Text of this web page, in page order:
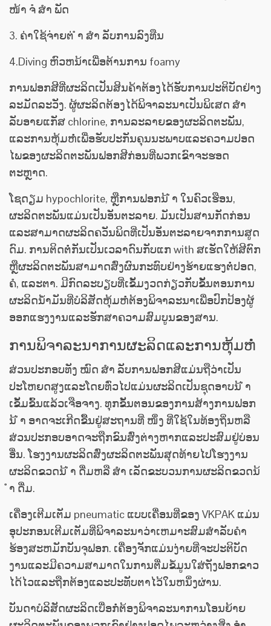
ໜ້າ ຈໍ ສຳ ພັດ
3. ຄ່າໃຊ້ຈ່າຍຕ່ ຳ ສຳ ລັບການລົງທືນ
4.Diving ຫົວຫນ້າເພື່ອຕ້ານການ foamy
ການຟອກສີທີ່ຜະລິດເປັນສິນຄ້າຕ້ອງໄດ້ຮັບການປະຕິບັດຢ່າງ
ລະມັດລະວັງ. ຜູ້ຜະລິດຕ້ອງໄດ້ພິຈາລະນາເປັນພິເສດ ສຳ
ລັບອາຍແກັສ chlorine, ການລະລາຍຂອງຜະລິດຕະພັນ,
ແລະການຫຸ້ມຫໍ່ເພື່ອຮັບປະກັນຄຸນນະພາບແລະຄວາມປອດ
ໄພຂອງຜະລິດຕະພັນຟອກສີກ່ອນທີ່ພວກເຂົາຈະຮອດ
ຕະຫຼາດ.
ໂຊດຽມ hypochlorite, ຫຼືການຟອກນ້ ຳ ໃນຄົວເຮືອນ,
ຜະລິດຕະພັນແມ່ນເປັນອັນຕະລາຍ. ມັນເປັນສານກັດກ່ອນ
ແລະສາມາດຜະລິດຄວັນພິດທີ່ເປັນອັນຕະລາຍຈາກການສູດ
ດົມ. ການຕິດຕໍ່ກັນເປັນເວລາດົນກັບແກ with ສເຮັດໃຫ້ສີຕົກ
ຫຼືຜະລິດຕະພັນສາມາດສົ່ງຜົນກະທົບຢ່າງຮ້າຍແຮງຕໍ່ປອດ,
ຄໍ, ແລະຕາ. ມີກົດລະບຽບທີ່ເຂັ້ມງວດກ່ຽວກັບຂັ້ນຕອນການ
ຜະລິດນໍ້າມັນທີ່ບໍລິສັດຫຸ້ມຫໍ່ຕ້ອງພິຈາລະນາເພື່ອປົກປ້ອງຜູ້
ອອກແຮງງານແລະຮັກສາຄວາມສົມບູນຂອງສານ.
ການພິຈາລະນາການຜະລິດແລະການຫຸ້ມຫໍ່
ສ່ວນປະກອບທັງ ໝົດ ສຳ ລັບການຟອກສີແມ່ນຖືວ່າເປັນ
ປະໂຫຍດສູງແລະໂດຍທົ່ວໄປແມ່ນຜະລິດເປັນຊຸດອາບນ້ ຳ
ເຂັ້ມຂົ້ນແລ້ວເຈືອຈາງ. ທຸກຂັ້ນຕອນຂອງການສ້າງການຟອກ
ນ້ ຳ ອາດຈະເກີດຂື້ນຢູ່ສະຖານທີ່ ໜຶ່ງ ທີ່ໃຊ້ໃນທ້ອງຖິ່ນຫລື
ສ່ວນປະກອບອາດຈະຖືກຂົນສົ່ງຕ່າງຫາກແລະປະສົມຢູ່ບ່ອນ
ອື່ນ. ໂຮງງານຜະລິດສົ່ງຜະລິດຕະພັນສຸດທ້າຍໄປໂຮງງານ
ຜະລິດຂວດນ້ ຳ ດື່ມຫລື ສຳ ເລັດຂະບວນການຜະລິດຂວດນ້
ຳ ດື່ມ.
ເຄື່ອງເຕີມເຕັມ pneumatic ແບບເຄື່ອນທີ່ຂອງ VKPAK ແມ່ນ
ອຸປະກອນເຕີມເຕັມທີ່ພິຈາລະນາວ່າເຫມາະສົມສໍາລັບຄໍາ
ຮ້ອງສະຫມັກບັນຈຸຟອກ. ເຄື່ອງຈັກແມ່ນງ່າຍທີ່ຈະປະຕິບັດ
ງານແລະມີຄວາມສາມາດໃນການຕື່ມຂໍ້ມູນໃສ່ຖັງຟອກຂາວ
ໄດ້ໄວແລະຖືກຕ້ອງແລະປະທັບຕາໄວ້ໃນຫນຶ່ງຜ່ານ.
ບັນດາບໍລິສັດຜະລິດເບື່ອກໍ່ຕ້ອງພິຈາລະນາການໂອນຍ້າຍ